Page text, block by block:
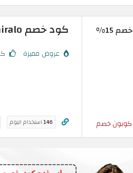
خصم 15%
كوبون خصم
كود خصم airalo الجديد 2026: تخفيض مضمون 15% للعملاء الجدد
عروض مميزة
146استخدام اليوم